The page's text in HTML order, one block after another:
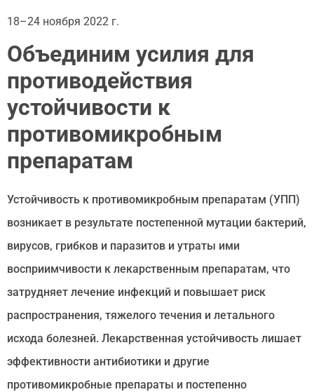
18–24 ноября 2022 г.
Объединим усилия для
противодействия
устойчивости к
противомикробным
препаратам
Устойчивость к противомикробным препаратам (УПП)
возникает в результате постепенной мутации бактерий,
вирусов, грибков и паразитов и утраты ими
восприимчивости к лекарственным препаратам, что
затрудняет лечение инфекций и повышает риск
распространения, тяжелого течения и летального
исхода болезней. Лекарственная устойчивость лишает
эффективности антибиотики и другие
противомикробные препараты и постепенно